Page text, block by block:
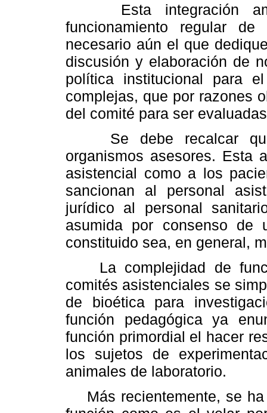
Esta integración
funcionamiento regular
necesario aún el que
discusión y elaboración de
política institucional para
complejas, que por razones
del comité para ser
Se debe recalcar que
organismos asesores. Esta
asistencial como a los
sancionan al personal
jurídico al personal
asumida por consenso de
constituido sea, en general,
La complejidad de
comités asistenciales se
de bioética para
función pedagógica ya
función primordial el hacer
los sujetos de
animales de laboratorio.
Más recientemente, se ha